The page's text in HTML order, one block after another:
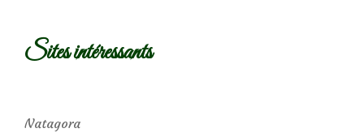
Sites intéressants
Natagora